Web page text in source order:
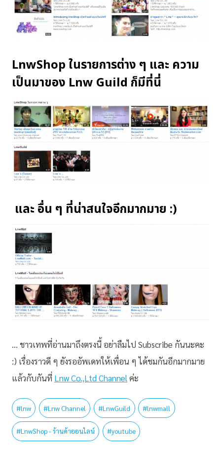
LnwShop ในรายการต่าง ๆ และ ความ
เป็นมาของ Lnw Guild ก็มีที่นี่
และ อื่น ๆ ที่น่าสนใจอีกมากมาย :)
… ชาวเทพที่อ่านมาถึงตรงนี้ อย่าลืมไป Subscribe กันนะคะ
:) เรื่องราวดี ๆ ยังรออัพเดทให้เพื่อน ๆ ได้ชมกันอีกมากมาย
แล้วกับกันที่ Lnw Co.,Ltd Channelค่ะ
#lnw #Lnw Channel #LnwGuild #lnwmall
#LnwShop - ร้านค้าออนไลน์ #youtube